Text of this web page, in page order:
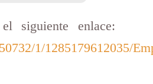
siguiente enlace:
1/1285179612035/